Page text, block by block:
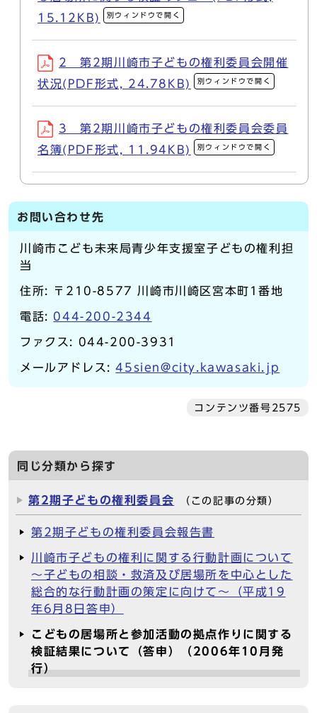
15.12KB)
別ウィンドウで開く
2 第2期川崎市子どもの権利委員会開催
状況(PDF形式, 24.78KB)
別ウィンドウで開く
3 第2期川崎市子どもの権利委員会委員
名簿(PDF形式, 11.94KB)
別ウィンドウで開く
お問い合わせ先
川崎市こども未来局青少年支援室子どもの権利担
当
住所: 〒210-8577 川崎市川崎区宮本町1番地
電話: 044-200-2344
ファクス: 044-200-3931
メールアドレス:45sien@city.kawasaki.jp
コンテンツ番号2575
同じ分類から探す
第2期子どもの権利委員会 （この記事の分類）
第2期子どもの権利委員会報告書
川崎市子どもの権利に関する行動計画について
～子どもの相談・救済及び居場所を中心とした
総合的な行動計画の策定に向けて～（平成19
年6月8日答申）
こどもの居場所と参加活動の拠点作りに関する
検証結果について（答申）（2006年10月発
行）